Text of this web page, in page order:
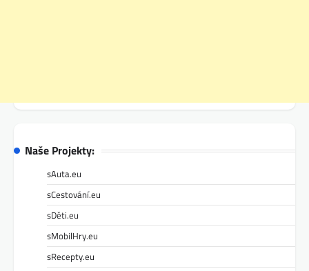
Naše Projekty:
sAuta.eu
sCestování.eu
sDěti.eu
sMobilHry.eu
sRecepty.eu